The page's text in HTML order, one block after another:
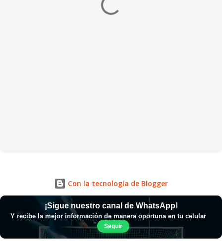
Con la tecnología de Blogger
¡Sigue nuestro canal de WhatsApp!
Y recibe la mejor información de manera oportuna en tu celular
Seguir